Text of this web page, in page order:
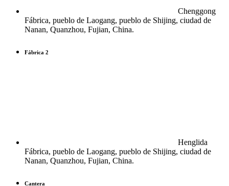
Chenggong
Fábrica, pueblo de Laogang, pueblo de Shijing, ciudad de
Nanan, Quanzhou, Fujian, China.
Fábrica 2
Henglida
Fábrica, pueblo de Laogang, pueblo de Shijing, ciudad de
Nanan, Quanzhou, Fujian, China.
Cantera